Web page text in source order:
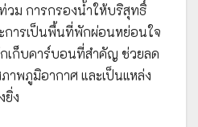
วม การกรองน้ำให้บริสุทธิ์
การเป็นพื้นที่พักผ่อนหย่อนใจ
เก็บคาร์บอนที่สำคัญ ช่วยลด
าพภูมิอากาศ และเป็นแหล่ง
ยิ่ง